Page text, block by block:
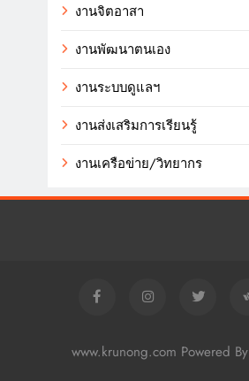
งานจิตอาสา
งานพัฒนาตนเอง
งานระบบดูแลฯ
งานส่งเสริมการเรียนรู้
งานเครือข่าย/วิทยากร
www.krunong.com Powered By